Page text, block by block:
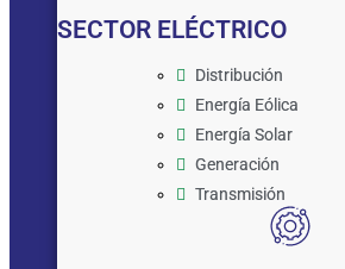
SECTOR ELÉCTRICO
Distribución
Energía Eólica
Energía Solar
Generación
Transmisión